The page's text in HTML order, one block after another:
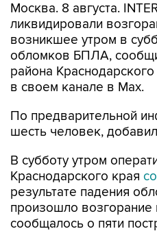
Москва. 8 августа.
ликвидировали
возникшее утром в
обломков БПЛА,
района
в своем канале в Max.
По предварительной
шесть человек,
В субботу утром
Краснодарского края
результате падения
произошло
сообщалось о пяти